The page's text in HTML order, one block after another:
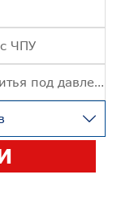
ЧПУ
Детали, изготовленные методом литья под давлением
